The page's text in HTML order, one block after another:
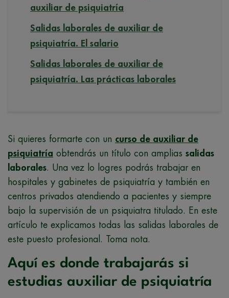
auxiliar de psiquiatría
Salidas laborales de auxiliar de
psiquiatría. El salario
Salidas laborales de auxiliar de
psiquiatría. Las prácticas laborales
Si quieres formarte con un curso de auxiliar de
psiquiatría obtendrás un título con amplias salidas
laborales. Una vez lo logres podrás trabajar en
hospitales y gabinetes de psiquiatría y también en
centros privados atendiendo a pacientes y siempre
bajo la supervisión de un psiquiatra titulado. En este
artículo te explicamos todas las salidas laborales de
este puesto profesional. Toma nota.
Aquí es donde trabajarás si
estudias auxiliar de psiquiatría